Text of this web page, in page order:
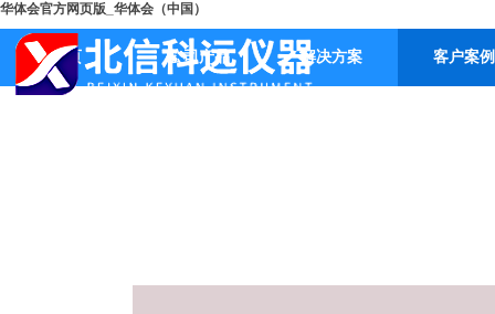
华体会官方网页版_华体会（中国）
首页 公司产品 解决方案 客户案例